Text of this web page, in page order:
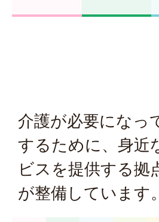
介護が必要になっ
するために、身近
ビスを提供する拠
が整備しています。